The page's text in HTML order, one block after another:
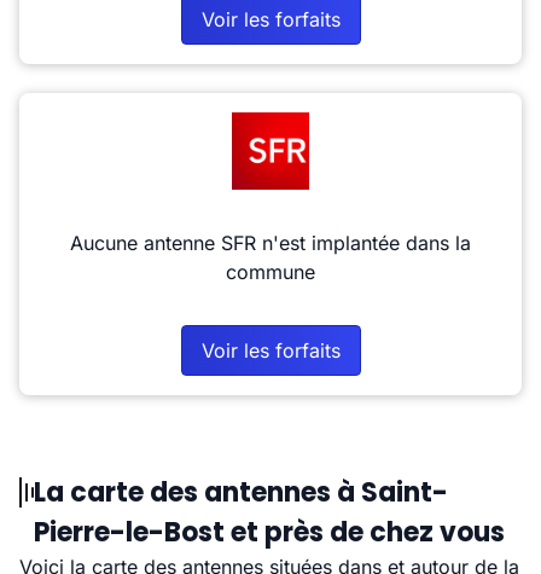
Voir les forfaits
Aucune antenne SFR n'est implantée dans la
commune
Voir les forfaits
La carte des antennes à Saint-
Pierre-le-Bost et près de chez vous
Voici la carte des antennes situées dans et autour de la